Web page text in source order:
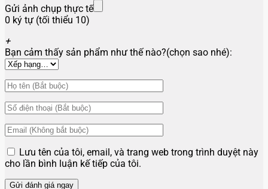
Gửi ảnh chụp thực tế
0 ký tự (tối thiểu 10)
+
Bạn cảm thấy sản phẩm như thế nào?(chọn sao nhé):
Lưu tên của tôi, email, và trang web trong trình duyệt này
cho lần bình luận kế tiếp của tôi.